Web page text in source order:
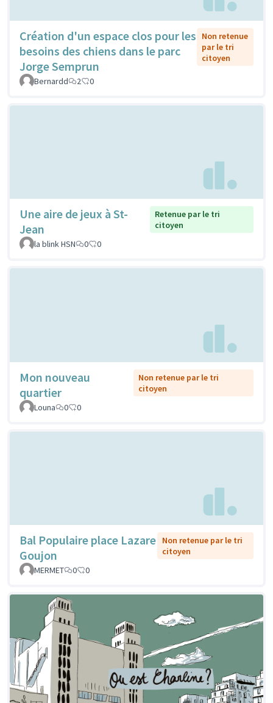
Création d'un espace clos pour les
besoins des chiens dans le parc
Jorge Semprun
Non retenue
par le tri
citoyen
Bernardd 2 0
Une aire de jeux à St-
Jean
Retenue par le tri
citoyen
la blink HSN
0 0
Mon nouveau
quartier
Non retenue par le tri
citoyen
Louna
0 0
Bal Populaire place Lazare
Goujon
Non retenue par le tri
citoyen
MERMET
0 0